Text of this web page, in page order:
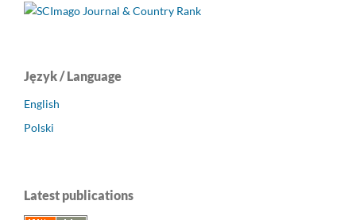
Język / Language
English
Polski
Latest publications